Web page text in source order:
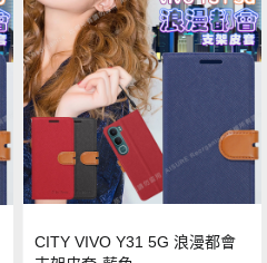
CITY VIVO Y31 5G 浪漫都會